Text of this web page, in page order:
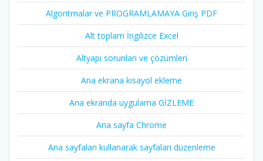
Algoritmalar ve PROGRAMLAMAYA Giriş PDF
Alt toplam İngilizce Excel
Altyapı sorunları ve çözümleri
Ana ekrana kısayol ekleme
Ana ekranda uygulama GİZLEME
Ana sayfa Chrome
Ana sayfaları kullanarak sayfaları düzenleme